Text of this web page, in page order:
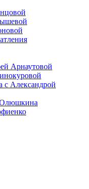
Арнаутовой
с Александрой
Олюшкина